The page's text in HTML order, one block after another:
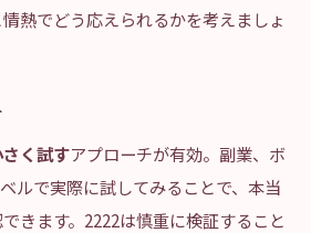
熱でどう応えられるかを考えましょ
さく試すアプローチが有効。副業、ボ
ルで実際に試してみることで、本当
きます。2222は慎重に検証すること